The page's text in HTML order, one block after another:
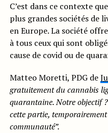
C’est dans ce contexte
plus grandes sociétés de
en Europe. La société
à tous ceux qui sont
cause de covid ou de
Matteo Moretti, PDG de
gratuitement du cannabis
quarantaine. Notre objectif ?
cette partie,
communauté”.